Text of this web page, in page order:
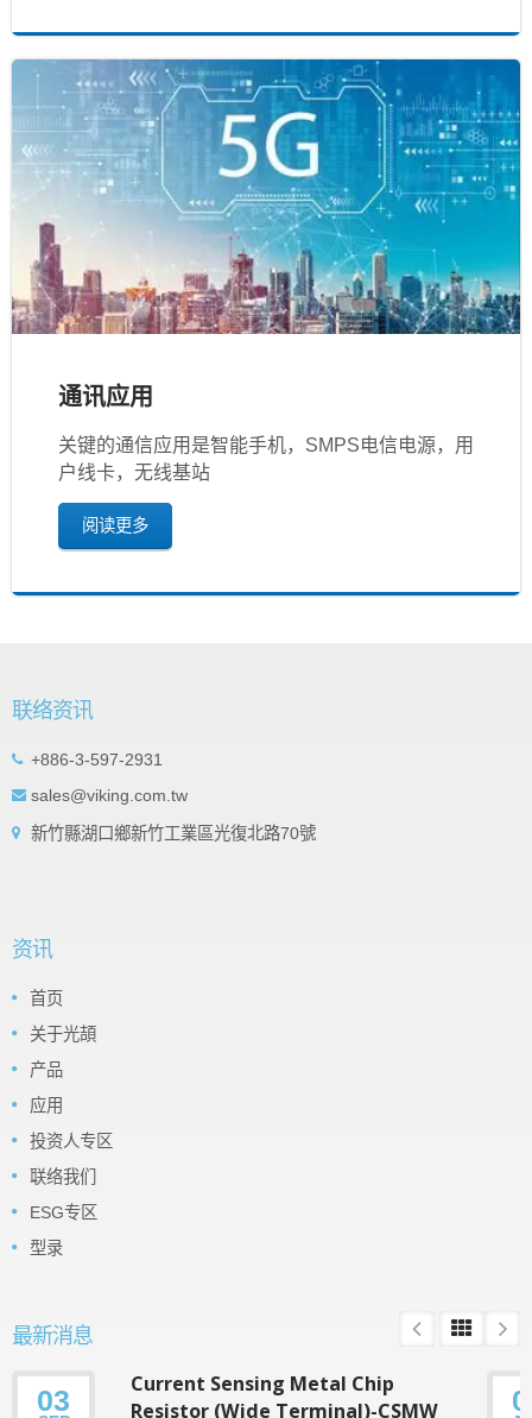
通讯应用
关键的通信应用是智能手机，SMPS电信电源，用
户线卡，无线基站
阅读更多
联络资讯
+886-3-597-2931
sales@viking.com.tw
新竹縣湖口鄉新竹工業區光復北路70號
资讯
首页
关于光頡
产品
应用
投资人专区
联络我们
ESG专区
型录
最新消息
03
Current Sensing Metal Chip
Resistor (Wide Terminal)-CSMW